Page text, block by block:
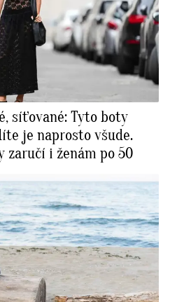
síťované: Tyto boty
je naprosto všude.
zaručí i ženám po 50